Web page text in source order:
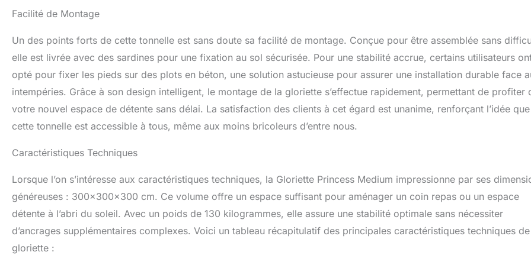
Facilité de Montage
Un des points forts de cette tonnelle est sans doute sa facilité de montage. Conçue pour être assemblée sans
elle est livrée avec des sardines pour une fixation au sol sécurisée. Pour une stabilité accrue, certains utilisateurs
opté pour fixer les pieds sur des plots en béton, une solution astucieuse pour assurer une installation durable face
intempéries. Grâce à son design intelligent, le montage de la gloriette s’effectue rapidement, permettant de profiter
votre nouvel espace de détente sans délai. La satisfaction des clients à cet égard est unanime, renforçant l’idée que
cette tonnelle est accessible à tous, même aux moins bricoleurs d’entre nous.
Caractéristiques Techniques
Lorsque l’on s’intéresse aux caractéristiques techniques, la Gloriette Princess Medium impressionne par ses
généreuses : 300x300x300 cm. Ce volume offre un espace suffisant pour aménager un coin repas ou un espace
détente à l’abri du soleil. Avec un poids de 130 kilogrammes, elle assure une stabilité optimale sans nécessiter
d’ancrages supplémentaires complexes. Voici un tableau récapitulatif des principales caractéristiques techniques
gloriette :